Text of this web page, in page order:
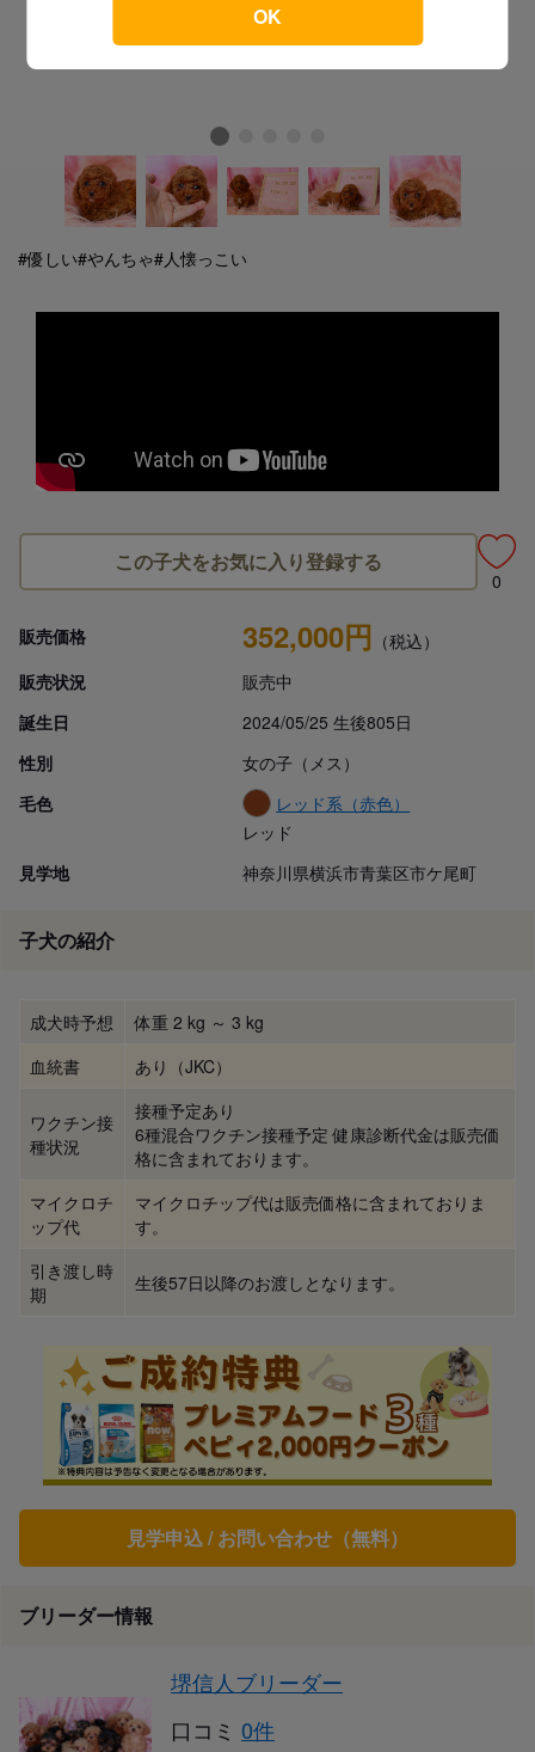
OK
#優しい#やんちゃ#人懐っこい
この子犬をお気に入り登録する
0
販売価格 352,000円 （税込）
販売状況
販売中
誕生日
2024/05/25 生後805日
性別
女の子（メス）
毛色
レッド系（赤色）
レッド
見学地
神奈川県横浜市青葉区市ケ尾町
子犬の紹介
成犬時予想
体重 2 kg ～ 3 kg
血統書
あり（JKC）
ワクチン接
種状況
接種予定あり
6種混合ワクチン接種予定 健康診断代金は販売価
格に含まれております。
マイクロチ
ップ代
マイクロチップ代は販売価格に含まれておりま
す。
引き渡し時
期
生後57日以降のお渡しとなります。
見学申込 / お問い合わせ（無料）
ブリーダー情報
堺信人ブリーダー
口コミ 0件